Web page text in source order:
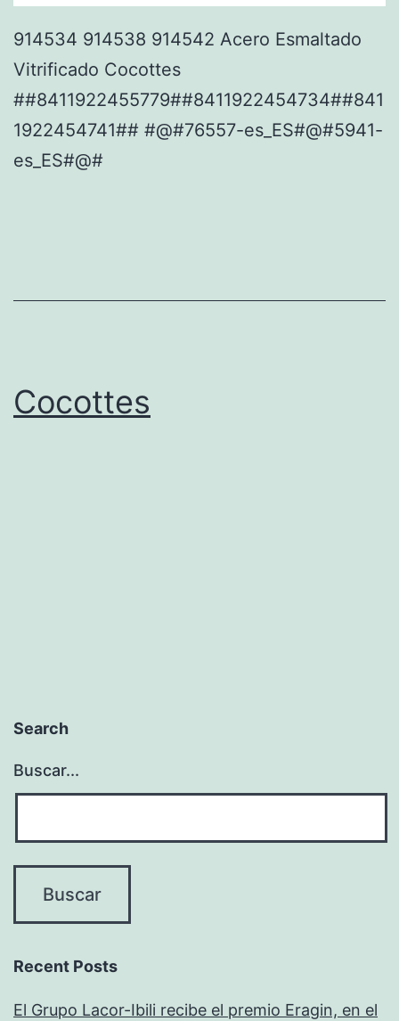
914534 914538 914542 Acero Esmaltado
Vitrificado Cocottes
##8411922455779##8411922454734##841
1922454741## #@#76557-es_ES#@#5941-
es_ES#@#
Cocottes
Search
Buscar...
Recent Posts
El Grupo Lacor-Ibili recibe el premio Eragin, en el